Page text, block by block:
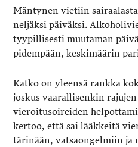
Mäntynen vietiin
neljäksi päiväksi.
tyypillisesti muutaman
pidempään, keskimäärin
Katko on yleensä rankka
joskus vaarallisenkin
vieroitusoireiden
kertoo, että sai lääkkeitä
tärinään, vatsaongelmiin ja